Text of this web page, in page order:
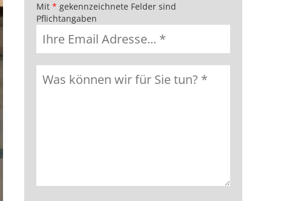
Mit * gekennzeichnete Felder sind
Pflichtangaben